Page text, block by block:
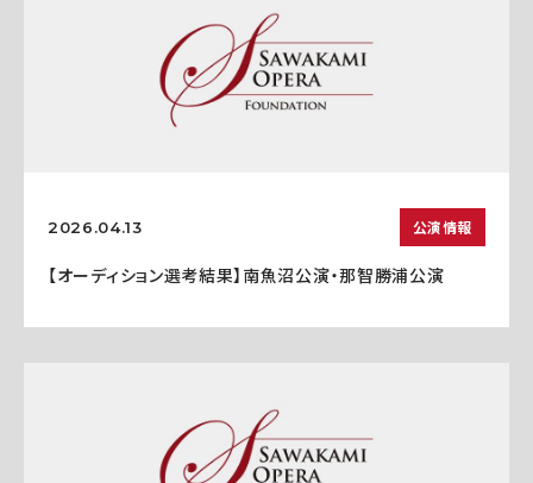
2026.04.13 公演情報
【オーディション選考結果】南魚沼公演・那智勝浦公演